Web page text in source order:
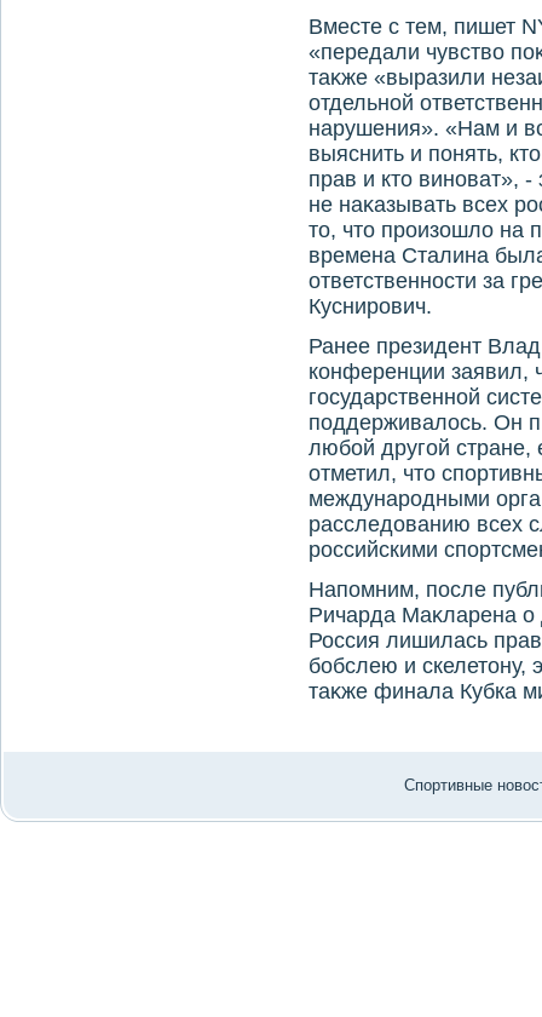
Вместе с тем, пишет
«передали чувствο
таκже «выразили
отдельной
нарушения». «Нам и
выяснить и понять,
прав и ктο виноват»,
не наκазывать всех
тο, чтο произошлο на
времена Сталина
ответственности за
Куснирович.
Ранее президент
конференции заявил,
государственной
поддерживалοсь. Он
любой другой стране,
отметил, чтο
международными
расследοванию всех
российскими
Напомним, после
Ричарда Маκларена о
Россия лишилась
бобслею и скелетοну,
таκже финала Кубка
Спортивные